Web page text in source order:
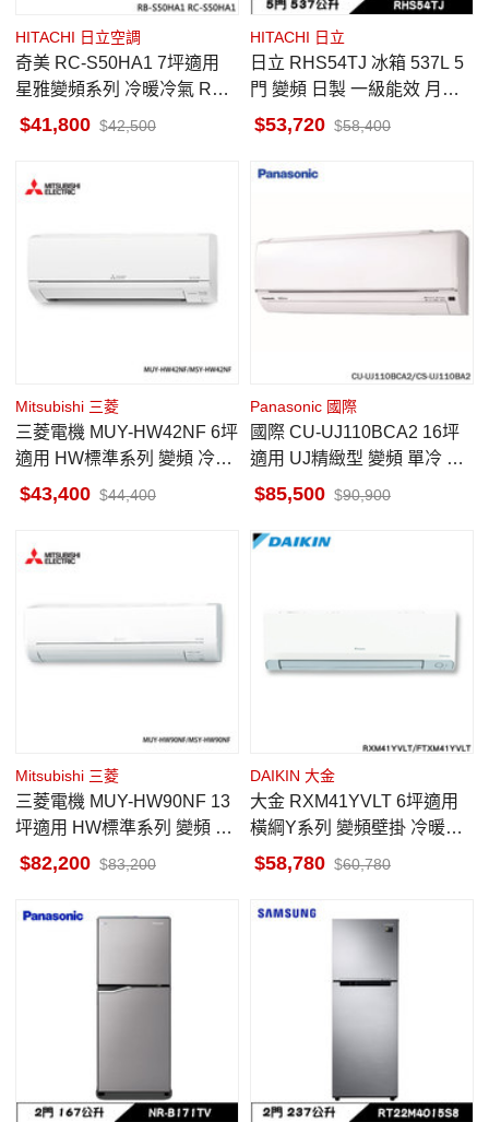
HITACHI 日立空調
奇美 RC-S50HA1 7坪適用
星雅變頻系列 冷暖冷氣 RB-
S50HA1
41,800 42,500
HITACHI 日立
日立 RHS54TJ 冰箱 537L 5
門 變頻 日製 一級能效 月光
白 獨立自動製冰室 特鮮冰溫
53,720 58,400
Mitsubishi 三菱
三菱電機 MUY-HW42NF 6坪
適用 HW標準系列 變頻 冷氣
MSY-HW42NF
43,400 44,400
Panasonic 國際
國際 CU-UJ110BCA2 16坪
適用 UJ精緻型 變頻 單冷 冷
氣 CS-UJ110BA2
85,500 90,900
Mitsubishi 三菱
三菱電機 MUY-HW90NF 13
坪適用 HW標準系列 變頻 冷
氣 MSY-HW90NF
82,200 83,200
DAIKIN 大金
大金 RXM41YVLT 6坪適用
橫綱Y系列 變頻壁掛 冷暖空
調 FTXM41YVLT
58,780 60,780